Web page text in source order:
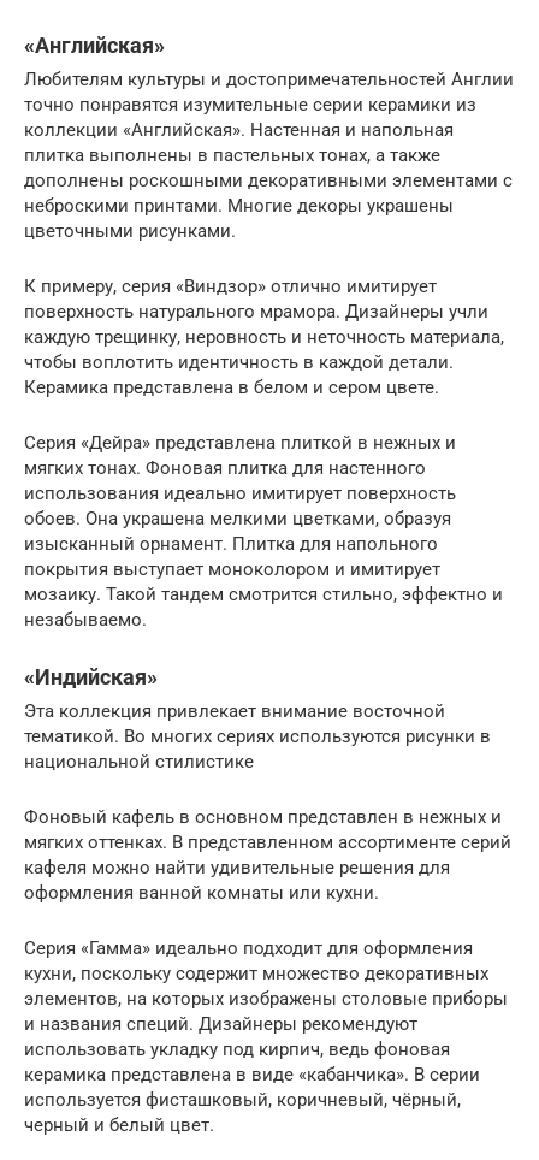
«Английская»
Любителям культуры и достопримечательностей Англии
точно понравятся изумительные серии керамики из
коллекции «Английская». Настенная и напольная
плитка выполнены в пастельных тонах, а также
дополнены роскошными декоративными элементами с
неброскими принтами. Многие декоры украшены
цветочными рисунками.
К примеру, серия «Виндзор» отлично имитирует
поверхность натурального мрамора. Дизайнеры учли
каждую трещинку, неровность и неточность материала,
чтобы воплотить идентичность в каждой детали.
Керамика представлена в белом и сером цвете.
Серия «Дейра» представлена плиткой в нежных и
мягких тонах. Фоновая плитка для настенного
использования идеально имитирует поверхность
обоев. Она украшена мелкими цветками, образуя
изысканный орнамент. Плитка для напольного
покрытия выступает моноколором и имитирует
мозаику. Такой тандем смотрится стильно, эффектно и
незабываемо.
«Индийская»
Эта коллекция привлекает внимание восточной
тематикой. Во многих сериях используются рисунки в
национальной стилистике
Фоновый кафель в основном представлен в нежных и
мягких оттенках. В представленном ассортименте серий
кафеля можно найти удивительные решения для
оформления ванной комнаты или кухни.
Серия «Гамма» идеально подходит для оформления
кухни, поскольку содержит множество декоративных
элементов, на которых изображены столовые приборы
и названия специй. Дизайнеры рекомендуют
использовать укладку под кирпич, ведь фоновая
керамика представлена в виде «кабанчика». В серии
используется фисташковый, коричневый, чёрный,
черный и белый цвет.